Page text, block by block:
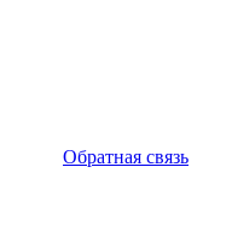
Обратная связь